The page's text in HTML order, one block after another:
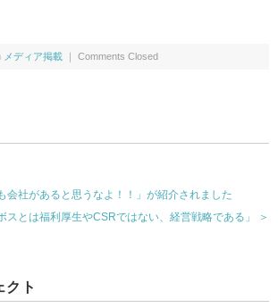
メディア掲載 Comments Closed
会社があると思うなよ！！」が紹介されました
スとは福利厚生やCSRではない、経営戦略である」 ＞
クト